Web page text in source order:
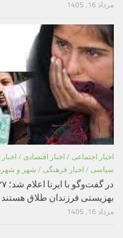
مرداد 16, 1405
اخبار اجتماعی / اخبار اقتصادی /
سیاسی / اخبار فرهنگی / شهر و
بهزیستی فرزندان طلاق هستند
مرداد 16, 1405